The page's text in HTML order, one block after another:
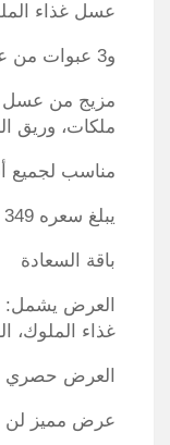
عسل غذاء
و3 عبوات من عكبر سائل من شركة ريق النحل.
مزيج من عسل
ملكات، وريق
مناسب لجميع
يبلغ سعره 349 بدلًا من 765 ريال سعودي.
باقة السعادة
العرض يشمل:
غذاء الملوك،
العرض حصري
عرض مميز لن